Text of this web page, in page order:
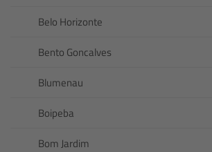
Belo Horizonte
Bento Goncalves
Blumenau
Boipeba
Bom Jardim